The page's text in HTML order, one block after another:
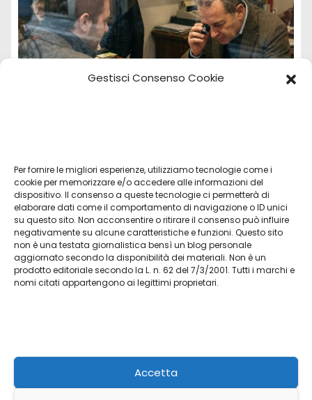
Gestisci Consenso Cookie
Per fornire le migliori esperienze, utilizziamo tecnologie come i
cookie per memorizzare e/o accedere alle informazioni del
dispositivo. Il consenso a queste tecnologie ci permetterà di
elaborare dati come il comportamento di navigazione o ID unici
su questo sito. Non acconsentire o ritirare il consenso può influire
negativamente su alcune caratteristiche e funzioni. Questo sito
non è una testata giornalistica bensì un blog personale
aggiornato secondo la disponibilità dei materiali. Non è un
prodotto editoriale secondo la L. n. 62 del 7/3/2001. Tutti i marchi e
nomi citati appartengono ai legittimi proprietari.
Accetta
Vendita Tudor Bologna: guida ai migliori
modelli usati
Lug 8, 2026 Admin
Racconti da Terra Autentica